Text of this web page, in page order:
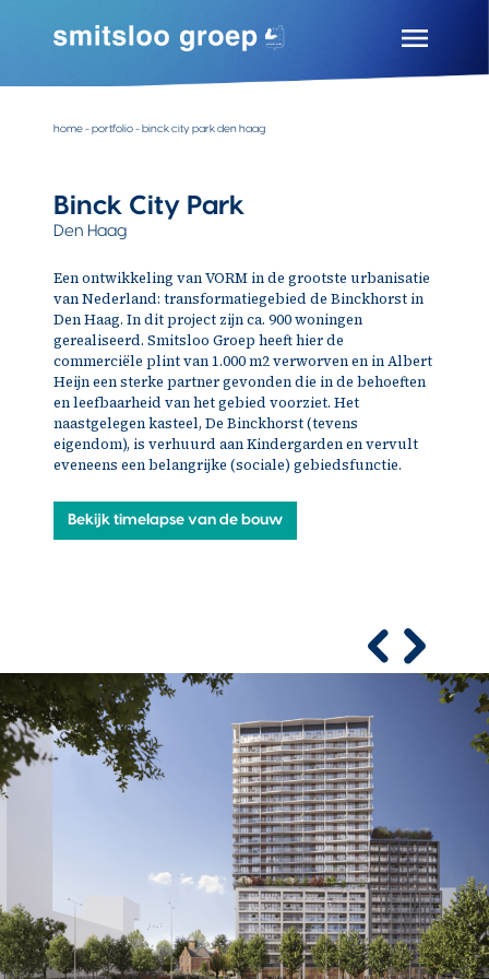
Smitsloo Groep
Expertise door ervaring
home -portfolio - binck city park den haag
Binck City Park
Den Haag
Een ontwikkeling van VORM in de grootste urbanisatie
van Nederland: transformatiegebied de Binckhorst in
Den Haag. In dit project zijn ca. 900 woningen
gerealiseerd. Smitsloo Groep heeft hier de
commerciële plint van 1.000 m2 verworven en in Albert
Heijn een sterke partner gevonden die in de behoeften
en leefbaarheid van het gebied voorziet. Het
naastgelegen kasteel, De Binckhorst (tevens
eigendom), is verhuurd aan Kindergarden en vervult
eveneens een belangrijke (sociale) gebiedsfunctie.
Bekijk timelapse van de bouw